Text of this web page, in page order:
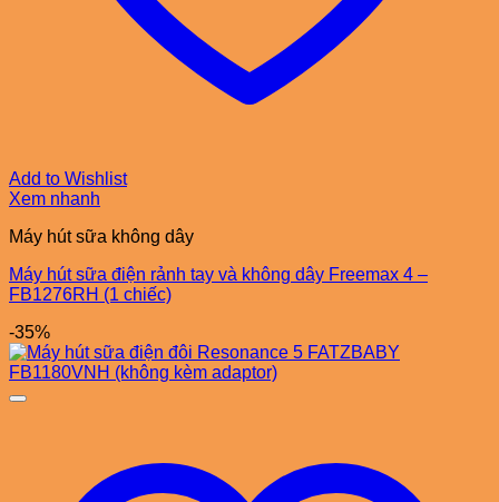
Add to Wishlist
Xem nhanh
Máy hút sữa không dây
Máy hút sữa điện rảnh tay và không dây Freemax 4 –
FB1276RH (1 chiếc)
-35%